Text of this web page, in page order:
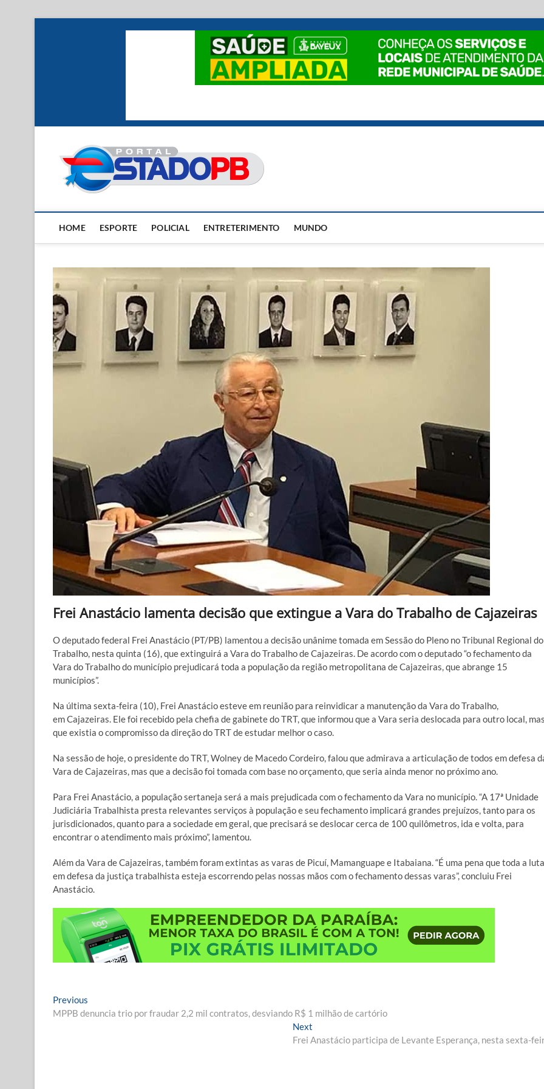
HOME ESPORTE POLICIAL ENTRETERIMENTO MUNDO
Frei Anastácio lamenta decisão que extingue a Vara do Trabalho de Cajazeiras
O deputado federal Frei Anastácio (PT/PB) lamentou a decisão unânime tomada em Sessão do Pleno no Tribunal Regional do
Trabalho, nesta quinta (16), que extinguirá a Vara do Trabalho de Cajazeiras. De acordo com o deputado “o fechamento da
Vara do Trabalho do município prejudicará toda a população da região metropolitana de Cajazeiras, que abrange 15
municípios”.
Na última sexta-feira (10), Frei Anastácio esteve em reunião para reinvidicar a manutenção da Vara do Trabalho,
em Cajazeiras. Ele foi recebido pela chefia de gabinete do TRT, que informou que a Vara seria deslocada para outro local,
que existia o compromisso da direção do TRT de estudar melhor o caso.
Na sessão de hoje, o presidente do TRT, Wolney de Macedo Cordeiro, falou que admirava a articulação de todos em defesa
Vara de Cajazeiras, mas que a decisão foi tomada com base no orçamento, que seria ainda menor no próximo ano.
Para Frei Anastácio, a população sertaneja será a mais prejudicada com o fechamento da Vara no município. “A 17ª Unidade
Judiciária Trabalhista presta relevantes serviços à população e seu fechamento implicará grandes prejuízos, tanto para os
jurisdicionados, quanto para a sociedade em geral, que precisará se deslocar cerca de 100 quilômetros, ida e volta, para
encontrar o atendimento mais próximo”, lamentou.
Além da Vara de Cajazeiras, também foram extintas as varas de Picuí, Mamanguape e Itabaiana. “É uma pena que toda a luta
em defesa da justiça trabalhista esteja escorrendo pelas nossas mãos com o fechamento dessas varas”, concluiu Frei
Anastácio.
Navegação
de
Previous
post:
MPPB denuncia trio por fraudar 2,2 mil contratos, desviando R$ 1 milhão de cartório
Next
post:
Frei Anastácio participa de Levante Esperança, nesta sexta-